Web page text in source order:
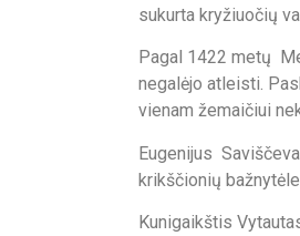
sukurta kryžiuočių
Pagal 1422 metų
negalėjo atleisti.
vienam žemaičiui
Eugenijus
krikščionių
Kunigaikštis